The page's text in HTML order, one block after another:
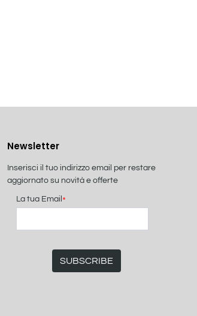
Newsletter
Inserisci il tuo indirizzo email per restare
aggiornato su novità e offerte
La tua Email *